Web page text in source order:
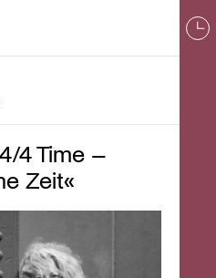
ein/ausblenden
4 Time –
Zeit«